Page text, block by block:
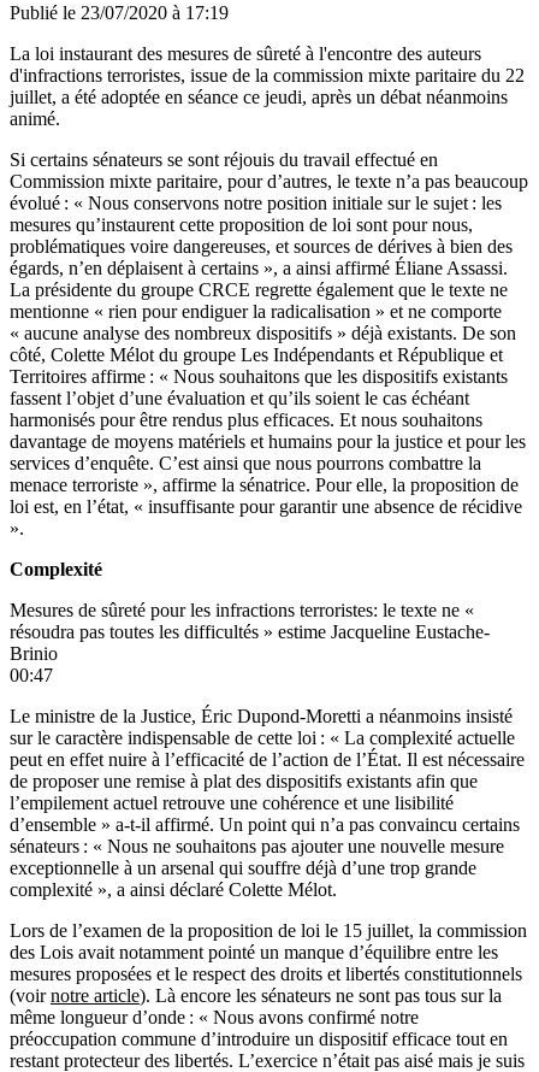
Publié le 23/07/2020 à 17:19
La loi instaurant des mesures de sûreté à l'encontre des auteurs
d'infractions terroristes, issue de la commission mixte paritaire du 22
juillet, a été adoptée en séance ce jeudi, après un débat néanmoins
animé.
Si certains sénateurs se sont réjouis du travail effectué en
Commission mixte paritaire, pour d’autres, le texte n’a pas beaucoup
évolué : « Nous conservons notre position initiale sur le sujet : les
mesures qu’instaurent cette proposition de loi sont pour nous,
problématiques voire dangereuses, et sources de dérives à bien des
égards, n’en déplaisent à certains », a ainsi affirmé Éliane Assassi.
La présidente du groupe CRCE regrette également que le texte ne
mentionne « rien pour endiguer la radicalisation » et ne comporte
« aucune analyse des nombreux dispositifs » déjà existants. De son
côté, Colette Mélot du groupe Les Indépendants et République et
Territoires affirme : « Nous souhaitons que les dispositifs existants
fassent l’objet d’une évaluation et qu’ils soient le cas échéant
harmonisés pour être rendus plus efficaces. Et nous souhaitons
davantage de moyens matériels et humains pour la justice et pour les
services d’enquête. C’est ainsi que nous pourrons combattre la
menace terroriste », affirme la sénatrice. Pour elle, la proposition de
loi est, en l’état, « insuffisante pour garantir une absence de récidive
».
Complexité
Mesures de sûreté pour les infractions terroristes: le texte ne «
résoudra pas toutes les difficultés » estime Jacqueline Eustache-
Brinio
00:47
Le ministre de la Justice, Éric Dupond-Moretti a néanmoins insisté
sur le caractère indispensable de cette loi : « La complexité actuelle
peut en effet nuire à l’efficacité de l’action de l’État. Il est nécessaire
de proposer une remise à plat des dispositifs existants afin que
l’empilement actuel retrouve une cohérence et une lisibilité
d’ensemble » a-t-il affirmé. Un point qui n’a pas convaincu certains
sénateurs : « Nous ne souhaitons pas ajouter une nouvelle mesure
exceptionnelle à un arsenal qui souffre déjà d’une trop grande
complexité », a ainsi déclaré Colette Mélot.
Lors de l’examen de la proposition de loi le 15 juillet, la commission
des Lois avait notamment pointé un manque d’équilibre entre les
mesures proposées et le respect des droits et libertés constitutionnels
(voirnotre article). Là encore les sénateurs ne sont pas tous sur la
même longueur d’onde : « Nous avons confirmé notre
préoccupation commune d’introduire un dispositif efficace tout en
restant protecteur des libertés. L’exercice n’était pas aisé mais je suis